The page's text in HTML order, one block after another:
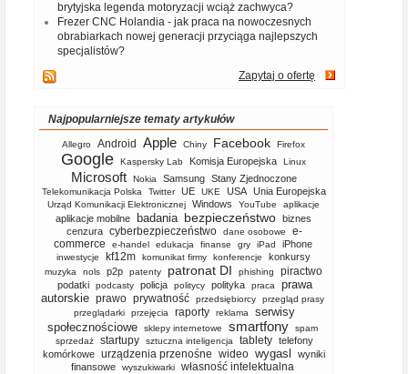
brytyjska legenda motoryzacji wciąż zachwyca?
Frezer CNC Holandia - jak praca na nowoczesnych
obrabiarkach nowej generacji przyciąga najlepszych
specjalistów?
Zapytaj o ofertę
Najpopularniejsze tematy artykułów
Allegro Android Apple Chiny Facebook Firefox
Google Kaspersky Lab Komisja Europejska Linux
Microsoft Nokia Samsung Stany Zjednoczone
Telekomunikacja Polska Twitter UE UKE USA Unia Europejska
Urząd Komunikacji Elektronicznej Windows YouTube aplikacje
aplikacje mobilne badania bezpieczeństwo biznes
cenzura cyberbezpieczeństwo dane osobowe
e-
commerce
e-handel edukacja finanse gry iPad iPhone
inwestycje kf12m komunikat firmy konferencje konkursy
muzyka nols p2p patenty patronat DI phishing piractwo
podatki podcasty policja politycy polityka praca
prawa
autorskie prawo prywatność przedsiębiorcy
przegląd prasy
przeglądarki
przejęcia raporty reklama
serwisy
społecznościowe
sklepy internetowe smartfony
spam
sprzedaż
startupy sztuczna inteligencja tablety telefony
komórkowe
urządzenia przenośne wideo wygasl
wyniki
finansowe
wyszukiwarki własność intelektualna